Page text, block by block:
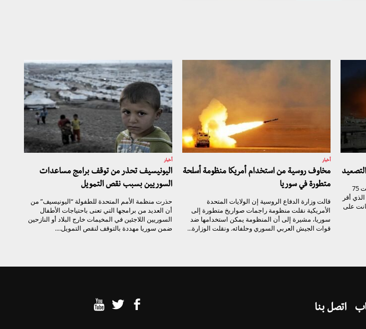
قالت الشبكة السورية لحقوق الإنسان إنها سجلت 75
أقر
كانت على
أخبار
مخاوف روسية من استخدام أمريكا منظومة أسلحة
متطورة في سوريا
قالت وزارة الدفاع الروسية إن الولايات المتحدة
الأمريكية نقلت منظومة راجمات صواريخ متطورة إلى
سوريا، مشيرة إلى أن المنظومة يمكن استخدامها ضد
قوات الجيش العربي السوري وحلفائه. ونقلت الوزارة...
أخبار
اليونيسيف تحذر من توقف برامج مساعدات
السوريين بسبب نقص التمويل
حذرت منظمة الأمم المتحدة للطفولة “اليونيسيف” من
أن العديد من برامجها التي تعنى باحتياجات الأطفال
السوريين اللاجئين في المخيمات خارج البلاد أو النازحين
ضمن سوريا مهددة بالتوقف لنقص التمويل....
اتصل بنا